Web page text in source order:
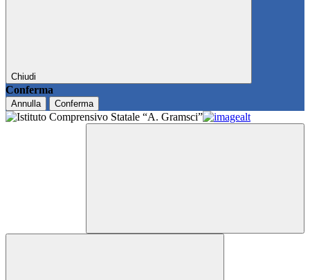
Chiudi
Conferma
Annulla Conferma